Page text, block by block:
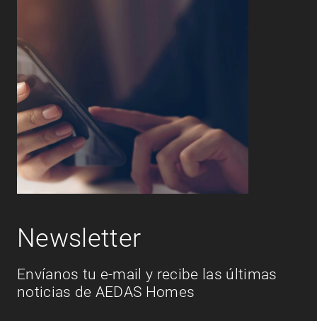
Newsletter
Envíanos tu e-mail y recibe las últimas
noticias de AEDAS Homes